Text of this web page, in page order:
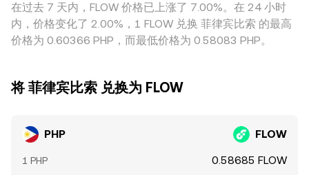
在过去 7 天内，FLOW 价格已上涨了 7.00%。在 24 小时
内，价格变化了 2.00%，1 FLOW 兑换 菲律宾比索 的最高
价格为 0.60366 PHP，而最低价格为 0.58083 PHP。
将 菲律宾比索 兑换为 FLOW
PHP FLOW
1 PHP 0.58685 FLOW